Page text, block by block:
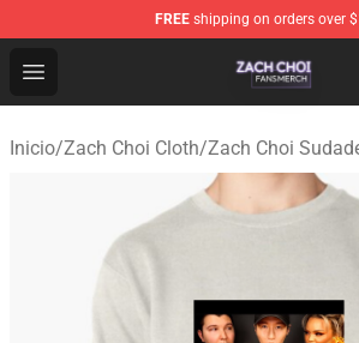
FREE shipping on orders over
Open menu
Zach Choi Shop - Official Zach
Inicio/Zach Choi Cloth/Zach Choi